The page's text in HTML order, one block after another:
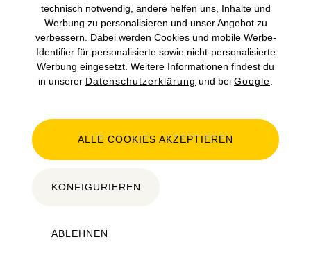
Infos
FIN-Decoder
Gebrauchtwagen-Check
Fahrzeugidentifikationsnummer
Partner
fahrzeugschein.de
carsale24
Folge uns
IMPRESSUM
technisch notwendig, andere helfen uns, Inhalte und
Werbung zu personalisieren und unser Angebot zu
verbessern. Dabei werden Cookies und mobile Werbe-
Identifier für personalisierte sowie nicht-personalisierte
Werbung eingesetzt. Weitere Informationen findest du
in unserer Datenschutzerklärung und bei Google
ALLE COOKIES AKZEPTIEREN
KONFIGURIEREN
ABLEHNEN